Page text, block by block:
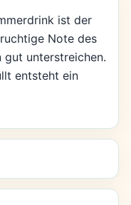
ist der
Note des
gut unterstreichen.
entsteht ein